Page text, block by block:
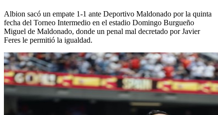
Albion sacó un empate 1-1 ante Deportivo Maldonado por la quinta
fecha del Torneo Intermedio en el estadio Domingo Burgueño
Miguel de Maldonado, donde un penal mal decretado por Javier
Feres le permitió la igualdad.